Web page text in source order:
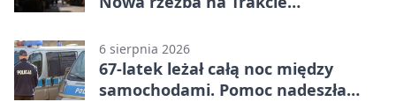
6 sierpnia 2026
67-latek leżał całą noc między
samochodami. Pomoc nadeszła